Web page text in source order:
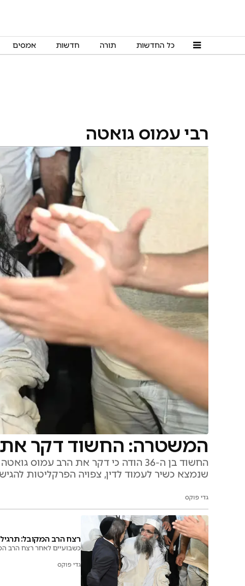
כל החדשות תורה חדשות אמסים
רבי עמוס גואטה
המשטרה: החשוד דקר את
החשוד בן ה-36 הודה כי דקר את הרב
שנמצא כשיר לעמוד לדין, צפויה הפרקליטות
גדי פוקס
רצח הרב המקובל:
כשבועיים לאחר רצח הרב
גדי פוקס